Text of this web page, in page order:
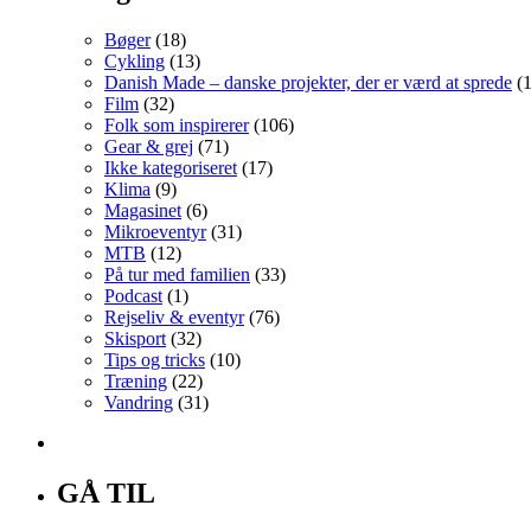
Bøger(18)
Cykling (13)
Danish Made – danske projekter, der er værd at sprede
Film (32)
Folk som inspirerer(106)
Gear & grej (71)
Ikke kategoriseret (17)
Klima (9)
Magasinet (6)
Mikroeventyr(31)
MTB (12)
På tur med familien (33)
Podcast (1)
Rejseliv & eventyr(76)
Skisport (32)
Tips og tricks (10)
Træning (22)
Vandring (31)
GÅ TIL